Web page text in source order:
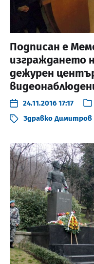
Подписан е
изграждането
дежурен
24.11.2016 17:17
Здравко Димитров